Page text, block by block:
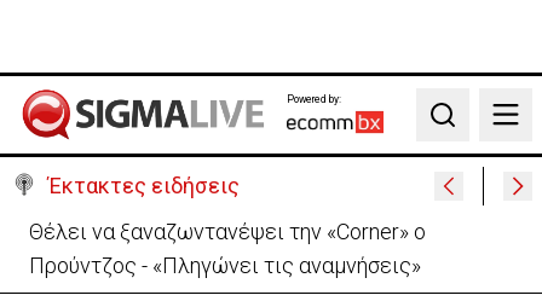
Powered by:
Search
Έκτακτες ειδήσεις
Χειροπέδες σε μοναχό για απόπειρα φόνου-
Μαχαίρωσε στο λαιμό 53χρονο